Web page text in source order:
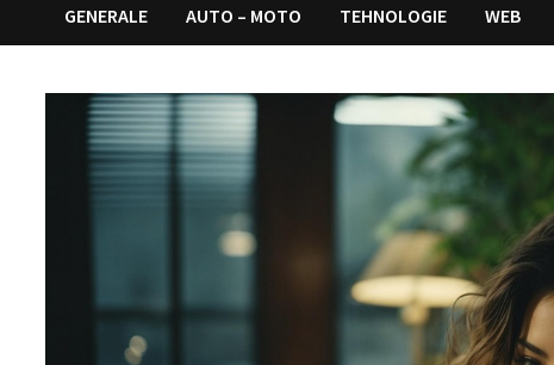
GENERALE AUTO – MOTO TEHNOLOGIE WEB